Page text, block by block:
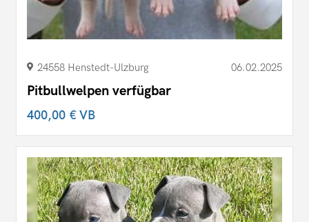
24558 Henstedt-Ulzburg 06.02.2025
Pitbullwelpen verfügbar
400,00 €VB